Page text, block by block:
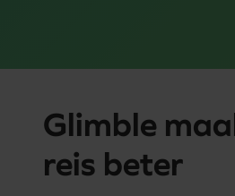
Glimble
reis beter